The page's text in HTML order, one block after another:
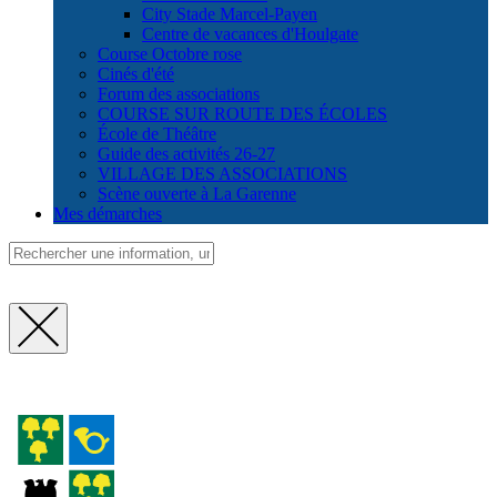
City Stade Marcel-Payen
Centre de vacances d'Houlgate
Course Octobre rose
Cinés d'été
Forum des associations
COURSE SUR ROUTE DES ÉCOLES
École de Théâtre
Guide des activités 26-27
VILLAGE DES ASSOCIATIONS
Scène ouverte à La Garenne
Mes démarches
Fermer